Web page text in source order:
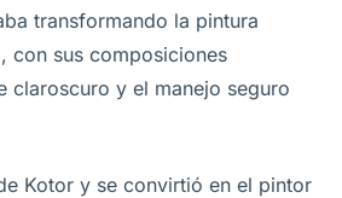
transformando la pintura
con sus composiciones
claroscuro y el manejo seguro
Kotor y se convirtió en el pintor